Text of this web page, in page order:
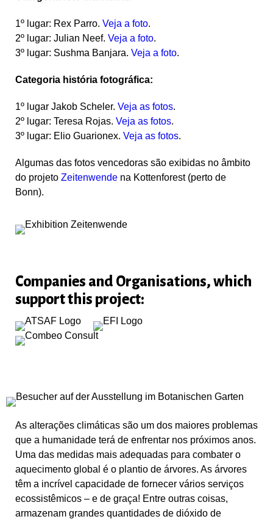
1º lugar: Rex Parro. Veja a foto.
2º lugar: Julian Neef. Veja a foto.
3º lugar: Sushma Banjara. Veja a foto.
Categoria história fotográfica:
1º lugar Jakob Scheler. Veja as fotos.
2º lugar: Teresa Rojas. Veja as fotos.
3º lugar: Elio Guarionex. Veja as fotos.
Algumas das fotos vencedoras são exibidas no âmbito
do projeto Zeitenwende na Kottenforest (perto de
Bonn).
Companies and Organisations, which
support this project:
As alterações climáticas são um dos maiores problemas
que a humanidade terá de enfrentar nos próximos anos.
Uma das medidas mais adequadas para combater o
aquecimento global é o plantio de árvores. As árvores
têm a incrível capacidade de fornecer vários serviços
ecossistêmicos – e de graça! Entre outras coisas,
armazenam grandes quantidades de dióxido de